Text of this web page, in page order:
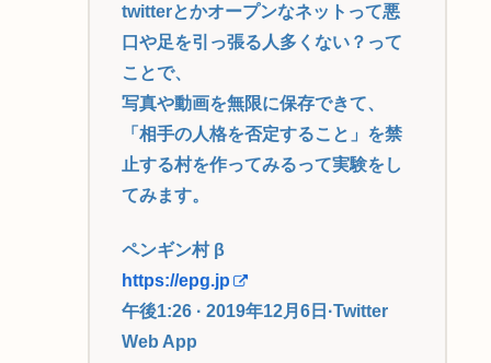
twitterとかオープンなネットって悪
口や足を引っ張る人多くない？って
ことで、
写真や動画を無限に保存できて、
「相手の人格を否定すること」を禁
止する村を作ってみるって実験をし
てみます。
ペンギン村 β
https://epg.jp
午後1:26 · 2019年12月6日·Twitter
Web App